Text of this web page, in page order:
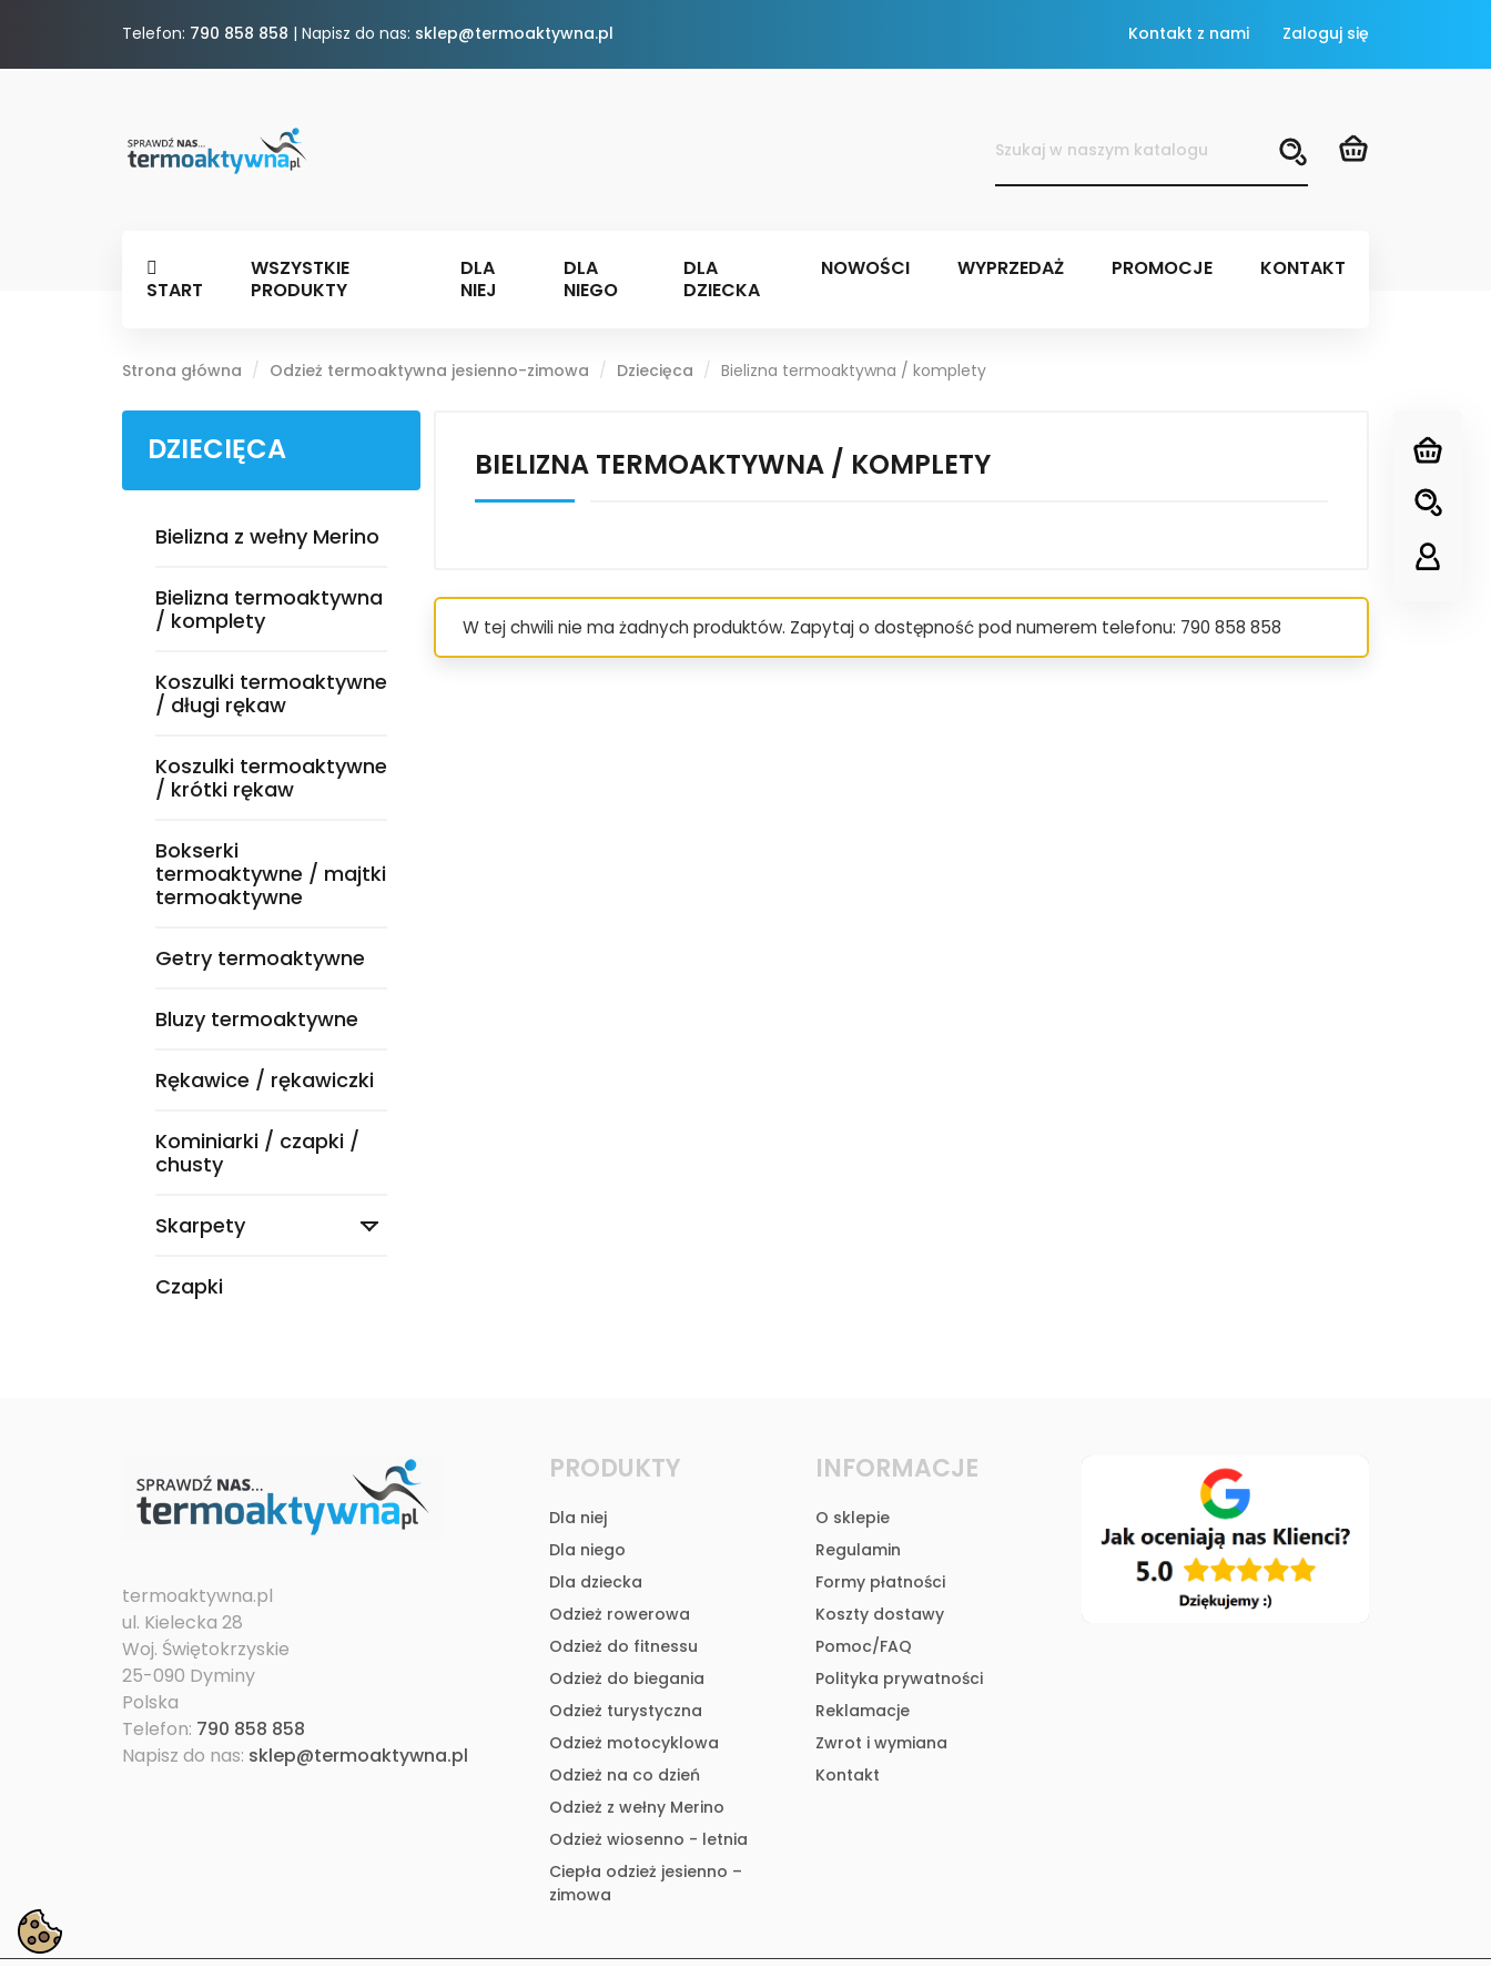
Telefon: 790 858 858 | Napisz do nas: sklep@termoaktywna.pl Kontakt z nami Zaloguj się
START
WSZYSTKIE
PRODUKTY
DLA
NIEJ
DLA
NIEGO
DLA
DZIECKA
NOWOŚCI WYPRZEDAŻ PROMOCJE KONTAKT
Strona główna Odzież termoaktywna jesienno-zimowa Dziecięca Bielizna termoaktywna / komplety
DZIECIĘCA
Bielizna z wełny Merino
Bielizna termoaktywna
/ komplety
Koszulki termoaktywne
/ długi rękaw
Koszulki termoaktywne
/ krótki rękaw
Bokserki
termoaktywne / majtki
termoaktywne
Getry termoaktywne
Bluzy termoaktywne
Rękawice / rękawiczki
Kominiarki / czapki /
chusty
Skarpety 
Czapki
BIELIZNA TERMOAKTYWNA / KOMPLETY
W tej chwili nie ma żadnych produktów. Zapytaj o dostępność pod numerem telefonu: 790 858 858
termoaktywna.pl
ul. Kielecka 28
Woj. Świętokrzyskie
25-090 Dyminy
Polska
Telefon: 790 858 858
Napisz do nas: sklep@termoaktywna.pl
PRODUKTY
Dla niej
Dla niego
Dla dziecka
Odzież rowerowa
Odzież do fitnessu
Odzież do biegania
Odzież turystyczna
Odzież motocyklowa
Odzież na co dzień
Odzież z wełny Merino
Odzież wiosenno - letnia
Ciepła odzież jesienno –
zimowa
INFORMACJE
O sklepie
Regulamin
Formy płatności
Koszty dostawy
Pomoc/FAQ
Polityka prywatności
Reklamacje
Zwrot i wymiana
Kontakt